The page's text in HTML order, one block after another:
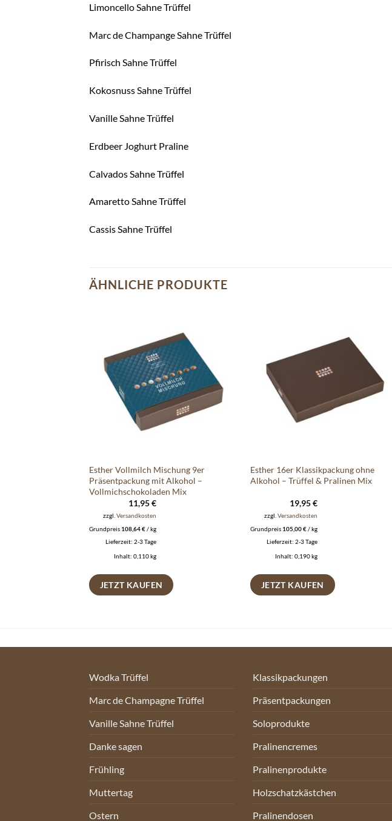
Limoncello Sahne Trüffel
Marc de Champange Sahne Trüffel
Pfirisch Sahne Trüffel
Kokosnuss Sahne Trüffel
Vanille Sahne Trüffel
Erdbeer Joghurt Praline
Calvados Sahne Trüffel
Amaretto Sahne Trüffel
Cassis Sahne Trüffel
ÄHNLICHE PRODUKTE
Wunschliste
Esther Vollmilch Mischung 9er
Präsentpackung mit Alkohol –
Vollmichschokoladen Mix
11,95€
zzgl. Versandkosten
Grundpreis 108,64€/kg
Lieferzeit: 2-3 Tage
Inhalt: 0,110kg
JETZT KAUFEN
Wunschliste
Esther 16er Klassikpackung ohne
Alkohol – Trüffel & Pralinen Mix
19,95€
zzgl.Versandkosten
Grundpreis 105,00€/kg
Lieferzeit:2-3 Tage
Inhalt: 0,190kg
JETZT KAUFEN
Wodka Trüffel
Marc de Champagne Trüffel
Vanille Sahne Trüffel
Danke sagen
Frühling
Muttertag
Ostern
Klassikpackungen
Präsentpackungen
Soloprodukte
Pralinencremes
Pralinenprodukte
Holzschatzkästchen
Pralinendosen